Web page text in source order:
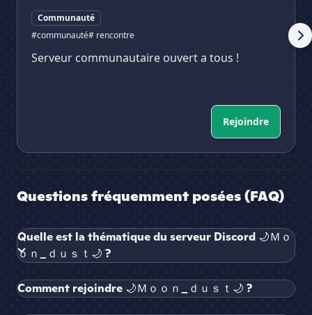
Communauté
#communauté# rencontre
Serveur communautaire ouvert a tous !
Rejoindre
Questions fréquemment posées (FAQ)
Quelle est la thématique du serveur Discord 🌙Ｍｏ
ｏｎ_ｄｕｓｔ🌙 ?
Comment rejoindre 🌙Ｍｏｏｎ_ｄｕｓｔ🌙 ?